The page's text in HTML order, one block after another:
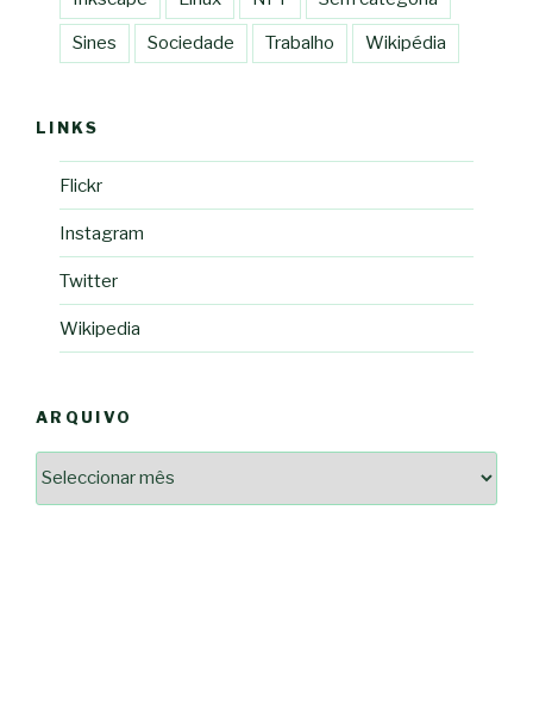
Sines Sociedade Trabalho Wikipédia
LINKS
Flickr
Instagram
Twitter
Wikipedia
ARQUIVO